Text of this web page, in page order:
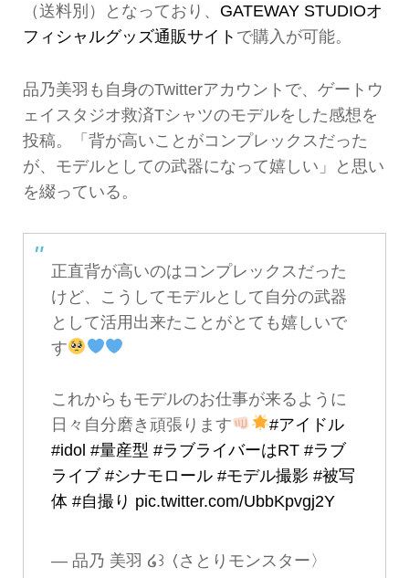
（送料別）となっており、 GATEWAY STUDIOオ
フィシャルグッズ通販サイト で購入が可能。
品乃美羽も自身のTwitterアカウントで、ゲートウ
ェイスタジオ救済Tシャツのモデルをした感想を
投稿。「背が高いことがコンプレックスだった
が、モデルとしての武器になって嬉しい」と思い
を綴っている。
正直背が高いのはコンプレックスだった
けど、こうしてモデルとして自分の武器
として活用出来たことがとても嬉しいで
す
これからもモデルのお仕事が来るように
日々自分磨き頑張ります
#アイドル
#idol #量産型 #ラブライバーはRT #ラブ
ライブ #シナモロール #モデル撮影 #被写
体 #自撮り pic.twitter.com/UbbKpvgj2Y
— 品乃 美羽 ໒꒱ 〈さとりモンスター〉